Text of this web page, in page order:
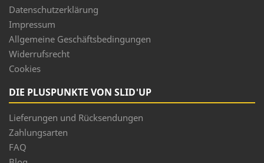
Datenschutzerklärung
Impressum
Allgemeine Geschäftsbedingungen
Widerrufsrecht
Cookies
DIE PLUSPUNKTE VON SLID'UP
Lieferungen und Rücksendungen
Zahlungsarten
FAQ